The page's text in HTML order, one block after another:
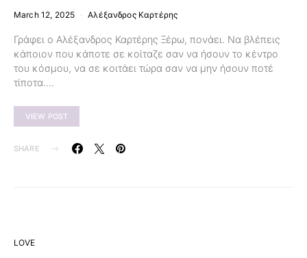
March 12, 2025 Αλέξανδρος Καρτέρης
Γράφει ο Αλέξανδρος Καρτέρης Ξέρω, πονάει. Να βλέπεις
κάποιον που κάποτε σε κοίταζε σαν να ήσουν το κέντρο
του κόσμου, να σε κοιτάει τώρα σαν να μην ήσουν ποτέ
τίποτα.…
VIEW POST
SHARE
LOVE